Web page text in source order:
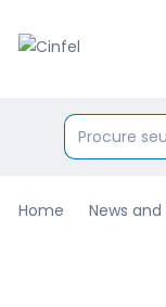
Home News